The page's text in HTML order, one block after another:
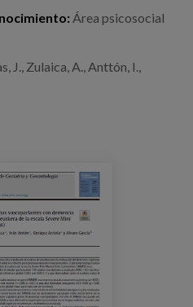
Área psicosocial
J., Zulaica, A., Anttón, I.,